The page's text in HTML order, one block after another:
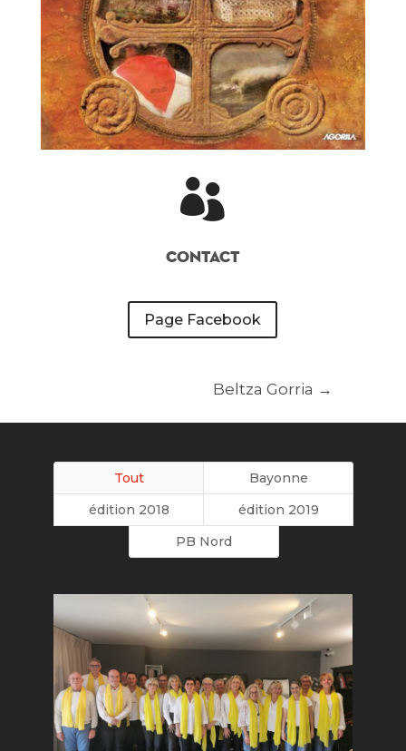

Contact
Page Facebook
Beltza Gorria →
Tout
Bayonne
édition 2018
édition 2019
PB Nord